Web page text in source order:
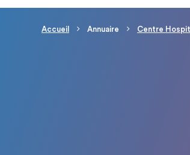
Fil d'Ariane
Accueil Annuaire Centre